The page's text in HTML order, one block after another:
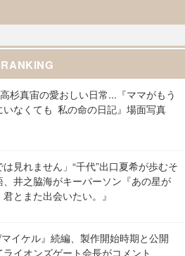
RANKING
高杉真宙の愛おしい日常...『ママがもう
いなくても 私の命の日記』場面写真
は見れません」“千代”出口夏希が歩むそ
、井之脇海がキーパーソン『あの星が
君とまた出会いたい。』
マイケル』続編、製作開始時期と公開
ライオンズゲート会長がコメント